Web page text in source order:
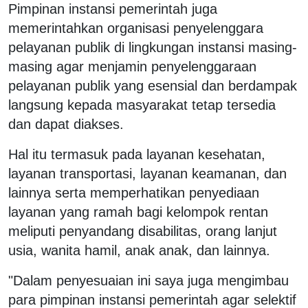
Pimpinan instansi pemerintah juga
memerintahkan organisasi penyelenggara
pelayanan publik di lingkungan instansi masing-
masing agar menjamin penyelenggaraan
pelayanan publik yang esensial dan berdampak
langsung kepada masyarakat tetap tersedia
dan dapat diakses.
Hal itu termasuk pada layanan kesehatan,
layanan transportasi, layanan keamanan, dan
lainnya serta memperhatikan penyediaan
layanan yang ramah bagi kelompok rentan
meliputi penyandang disabilitas, orang lanjut
usia, wanita hamil, anak anak, dan lainnya.
"Dalam penyesuaian ini saya juga mengimbau
para pimpinan instansi pemerintah agar selektif